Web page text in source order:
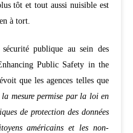
tôt et tout aussi nuisible est
à tort.
publique au sein des
Public Safety in the
que les agences telles que
la mesure permise par la loi en
de protection des données
américains et les non-